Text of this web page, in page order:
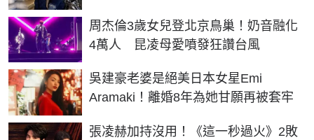
周杰倫3歲女兒登北京鳥巢！奶音融化
4萬人 昆凌母愛噴發狂讚台風
吳建豪老婆是絕美日本女星Emi
Aramaki！離婚8年為她甘願再被套牢
張凌赫加持沒用！《這一秒過火》2敗